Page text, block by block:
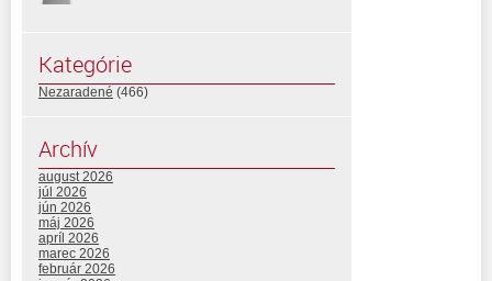
Kategórie
Nezaradené (466)
Archív
august 2026
júl 2026
jún 2026
máj 2026
apríl 2026
marec 2026
február 2026